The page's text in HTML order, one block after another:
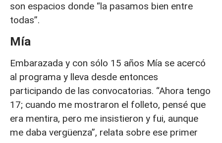
son espacios donde “la pasamos bien entre
todas”.
Mía
Embarazada y con sólo 15 años Mía se acercó
al programa y lleva desde entonces
participando de las convocatorias. “Ahora tengo
17; cuando me mostraron el folleto, pensé que
era mentira, pero me insistieron y fui, aunque
me daba vergüenza”, relata sobre ese primer